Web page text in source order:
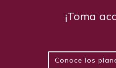
¡Toma
Conoce los